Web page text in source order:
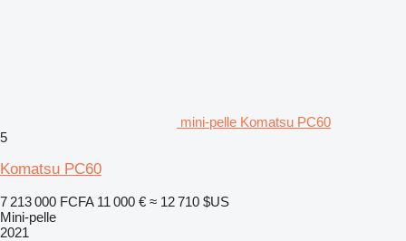
mini-pelle Komatsu PC60
5
Komatsu PC60
7 213 000 FCFA 11 000 € ≈ 12 710 $US
Mini-pelle
2021